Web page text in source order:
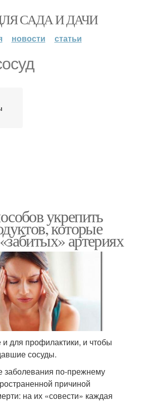
САДА И ДАЧИ
новости статьи
укрепить
которые
артериях
для профилактики, и чтобы
сосуды.
заболевания по-прежнему
причиной
на их «совести» каждая